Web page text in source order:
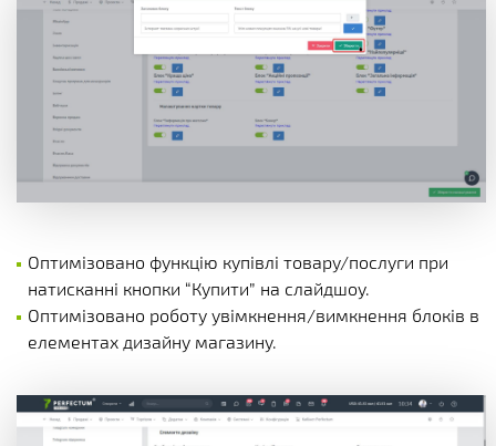
Оптимізовано функцію купівлі товару/послуги при
натисканні кнопки “Купити” на слайдшоу.
Оптимізовано роботу увімкнення/вимкнення блоків в
елементах дизайну магазину.